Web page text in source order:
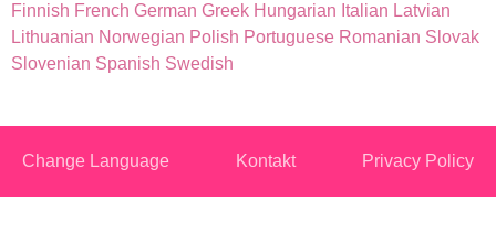
Finnish French German Greek Hungarian Italian Latvian
Lithuanian Norwegian Polish Portuguese Romanian Slovak
Slovenian Spanish Swedish
Change Language Kontakt Privacy Policy